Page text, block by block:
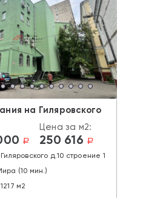
на Гиляровского
a
Цена за м2:
250 616 a
д.10 строение 1
(10 мин.)
м2